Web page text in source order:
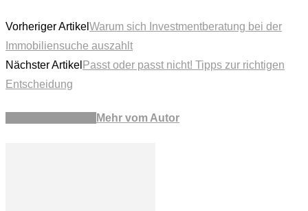
Vorheriger Artikel Warum sich Investmentberatung bei der
Immobiliensuche auszahlt
Nächster Artikel Passt oder passt nicht! Tipps zur richtigen
Entscheidung
Mehr vom Autor